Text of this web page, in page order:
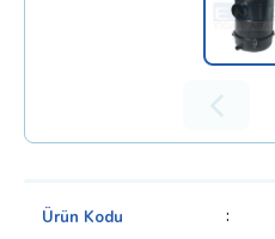
Ürün Kodu